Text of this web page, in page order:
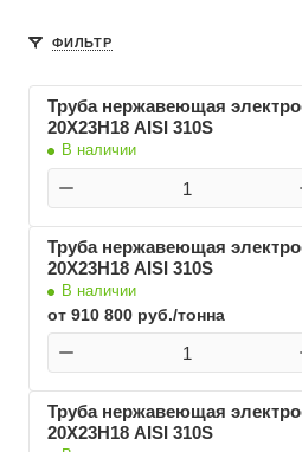
ФИЛЬТР
Труба нержавеющая
20Х23Н18 AISI 310S
В наличии
Труба нержавеющая
20Х23Н18 AISI 310S
В наличии
от 910 800 руб./тонна
Труба нержавеющая
20Х23Н18 AISI 310S